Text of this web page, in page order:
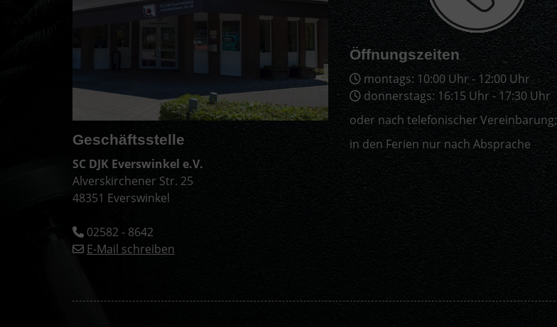
Geschäftsstelle
SC DJK Everswinkel e.V.
Alverskirchener Str. 25
48351 Everswinkel
02582 - 8642
E-Mail schreiben
Öffnungszeiten
montags: 10:00 Uhr - 12:00 Uhr
donnerstags: 16:15 Uhr - 17:30 Uhr
oder nach telefonischer Vereinbarung;
in den Ferien nur nach Absprache